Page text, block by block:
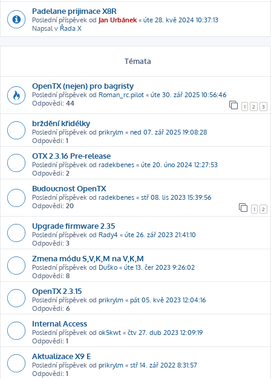
Padelane prijimace X8R
Poslední příspěvek od Jan Urbánek « úte 28. kvě 2024 10:37:13
Napsal v Řada X
Témata
OpenTX (nejen) pro bagristy
Poslední příspěvek od Roman_rc.pilot « úte 30. zář 2025 10:56:46
Odpovědi: 44 1 2 3
brždění křidélky
Poslední příspěvek od prikrylm « ned 07. zář 2025 19:08:28
Odpovědi: 1
OTX 2.3.16 Pre-release
Poslední příspěvek od radekbenes « úte 20. úno 2024 12:27:53
Odpovědi: 2
Budoucnost OpenTX
Poslední příspěvek od radekbenes « stř 08. lis 2023 15:39:56
Odpovědi: 20 1 2
Upgrade firmware 2.35
Poslední příspěvek od Rady4 « úte 26. zář 2023 21:41:10
Odpovědi: 3
Zmena módu S,V,K,M na V,K,M
Poslední příspěvek od Duško « úte 13. čer 2023 9:26:02
Odpovědi: 8
OpenTX 2.3.15
Poslední příspěvek od prikrylm « pát 05. kvě 2023 12:04:16
Odpovědi: 6
Internal Access
Poslední příspěvek od ok5kwt « čtv 27. dub 2023 12:09:19
Odpovědi: 1
Aktualizace X9 E
Poslední příspěvek od prikrylm « stř 14. zář 2022 8:31:57
Odpovědi: 1